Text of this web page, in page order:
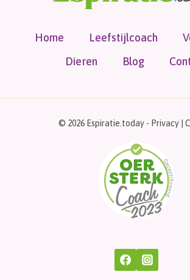
Home Leefstijlcoach
Dieren
Blog
© 2026 Espiratie.today - Privacy|